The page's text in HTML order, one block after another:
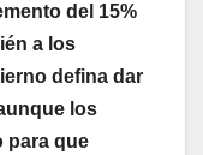
del 15%
a los
defina dar
los
para que